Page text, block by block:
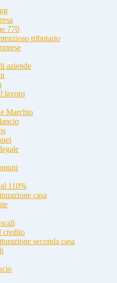
770
tributario
aziende
lavoro
Marchio
110%
casa
credito
seconda casa